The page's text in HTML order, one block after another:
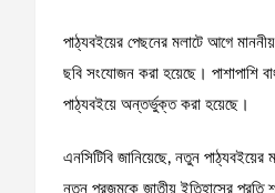
পাঠ্যবইয়ের পেছনের মলাটে আগে
ছবি সংযোজন করা হয়েছে। পাশাপাশি
পাঠ্যবইয়ে অন্তর্ভুক্ত করা হয়েছে।
এনসিটিবি জানিয়েছে, নতুন
নতুন প্রজন্মকে জাতীয় ইতিহাসের প্রতি